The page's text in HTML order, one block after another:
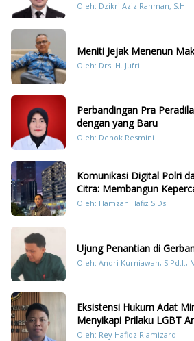
Oleh: Dzikri Aziz Rahman, S.H
Meniti Jejak Menenun
Oleh: Drs. H. Jufri
Perbandingan Pra
dengan yang Baru
Oleh: Denok Resmini
Komunikasi Digital Polri
Citra: Membangun
Konten Humanis
Oleh: Hamzah Hafiz S.Ds.
Ujung Penantian di
Oleh: Andri Kurniawan, S.Pd.I.,
Eksistensi Hukum Adat
Menyikapi Prilaku LGBT
Dengan Hukum Pidana
Oleh: Rey Hafidz Riamizard